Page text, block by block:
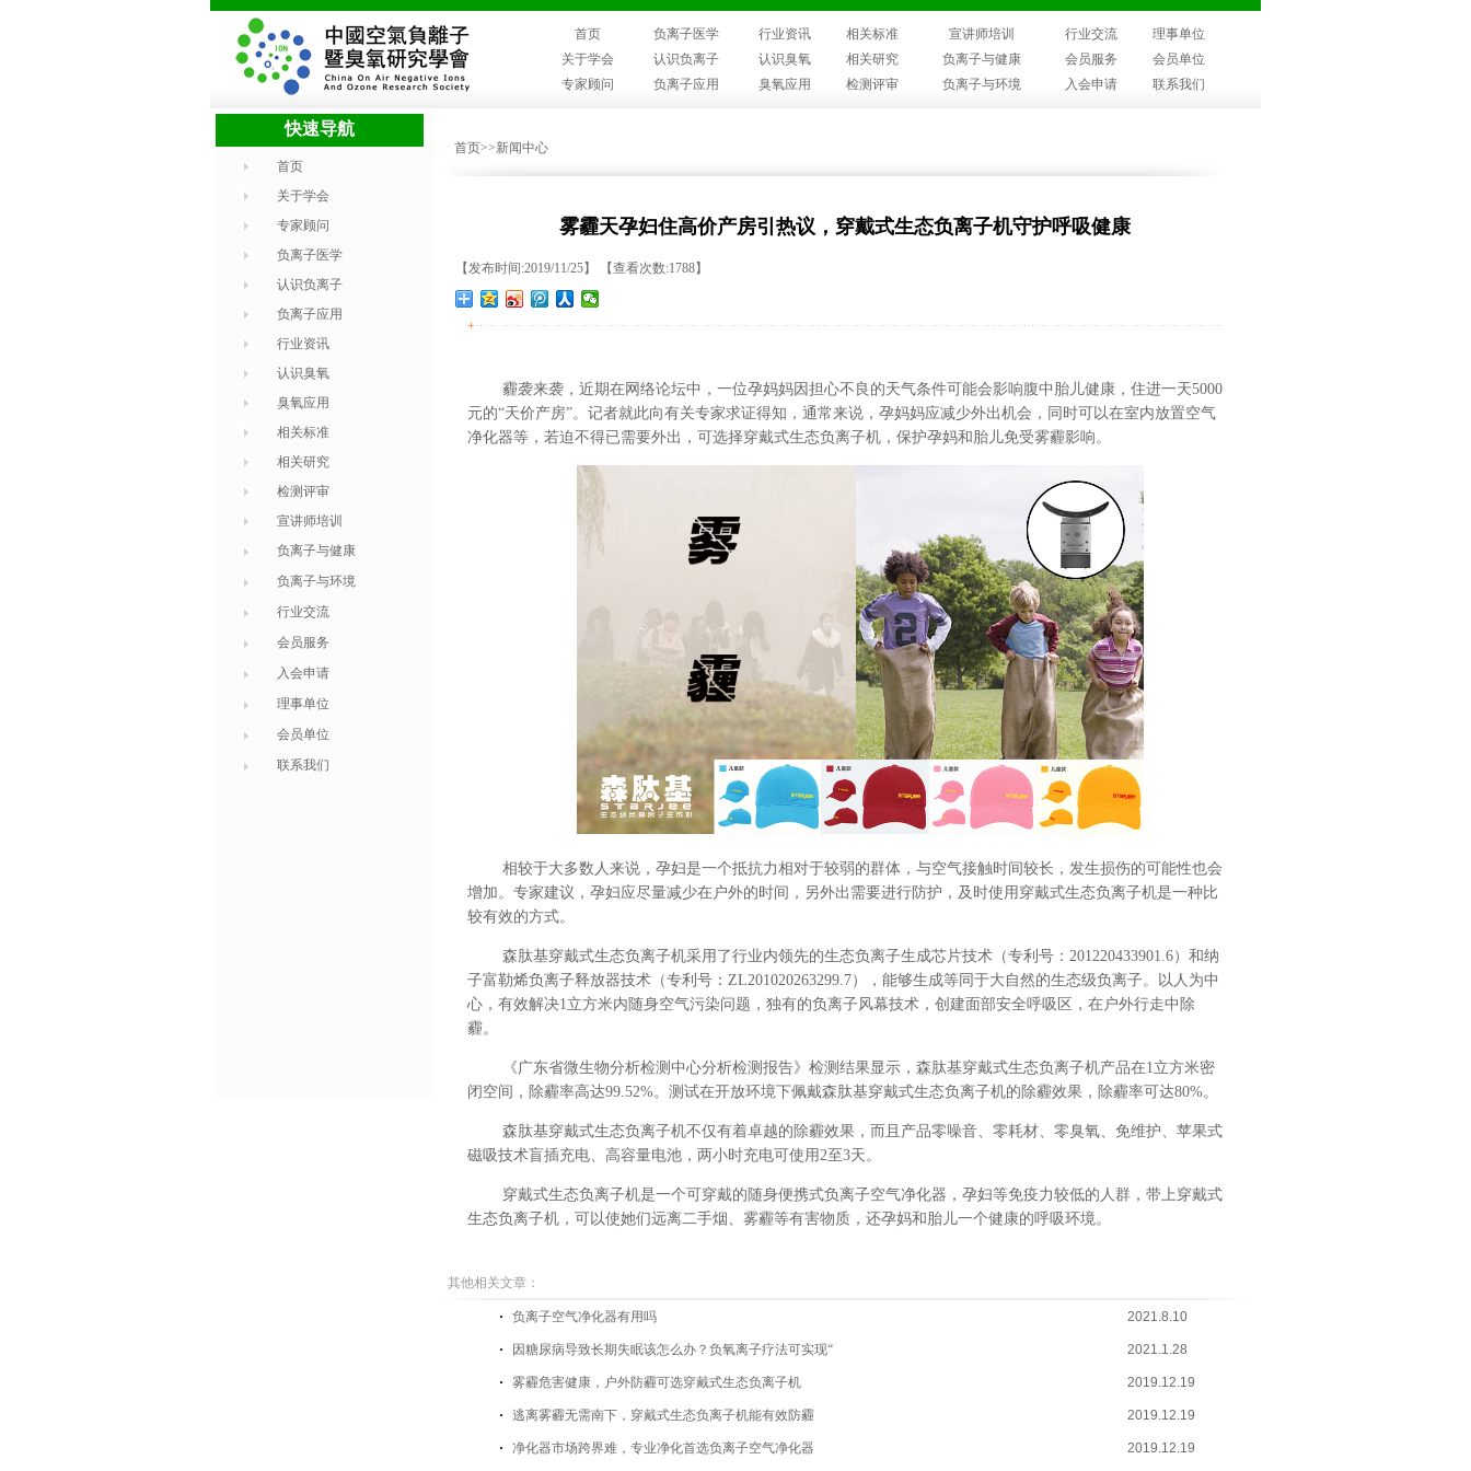
首页 负离子医学 行业资讯 相关标准 宣讲师培训 行业交流
理事单位
关于学会
认识负离子 认识臭氧 相关研究 负离子与健康 会员服务
会员单位
专家顾问
负离子应用 臭氧应用 检测评审 负离子与环境 入会申请 联系我们
快速导航
首页
关于学会
专家顾问
负离子医学
认识负离子
负离子应用
行业资讯
认识臭氧
臭氧应用
相关标准
相关研究
检测评审
宣讲师培训
负离子与健康
负离子与环境
行业交流
会员服务
入会申请
理事单位
会员单位
联系我们
首页>>新闻中心
雾霾天孕妇住高价产房引热议，穿戴式生态负离子机守护呼吸健康
【发布时间:2019/11/25】 【查看次数:1788】
+
霾袭来袭，近期在网络论坛中，一位孕妈妈因担心不良的天气条件可能会影响腹中胎儿健康，住进一天5000
元的“天价产房”。记者就此向有关专家求证得知，通常来说，孕妈妈应减少外出机会，同时可以在室内放置空气
净化器等，若迫不得已需要外出，可选择穿戴式生态负离子机，保护孕妈和胎儿免受雾霾影响。
相较于大多数人来说，孕妇是一个抵抗力相对于较弱的群体，与空气接触时间较长，发生损伤的可能性也会
增加。专家建议，孕妇应尽量减少在户外的时间，另外出需要进行防护，及时使用穿戴式生态负离子机是一种比
较有效的方式。
森肽基穿戴式生态负离子机采用了行业内领先的生态负离子生成芯片技术（专利号：201220433901.6）和纳
子富勒烯负离子释放器技术（专利号：ZL201020263299.7），能够生成等同于大自然的生态级负离子。以人为中
心，有效解决1立方米内随身空气污染问题，独有的负离子风幕技术，创建面部安全呼吸区，在户外行走中除
霾。
《广东省微生物分析检测中心分析检测报告》检测结果显示，森肽基穿戴式生态负离子机产品在1立方米密
闭空间，除霾率高达99.52%。测试在开放环境下佩戴森肽基穿戴式生态负离子机的除霾效果，除霾率可达80%。
森肽基穿戴式生态负离子机不仅有着卓越的除霾效果，而且产品零噪音、零耗材、零臭氧、免维护、苹果式
磁吸技术盲插充电、高容量电池，两小时充电可使用2至3天。
穿戴式生态负离子机是一个可穿戴的随身便携式负离子空气净化器，孕妇等免疫力较低的人群，带上穿戴式
生态负离子机，可以使她们远离二手烟、雾霾等有害物质，还孕妈和胎儿一个健康的呼吸环境。
其他相关文章：
负离子空气净化器有用吗 2021.8.10
因糖尿病导致长期失眠该怎么办？负氧离子疗法可实现“ 2021.1.28
雾霾危害健康，户外防霾可选穿戴式生态负离子机 2019.12.19
逃离雾霾无需南下，穿戴式生态负离子机能有效防霾 2019.12.19
净化器市场跨界难，专业净化首选负离子空气净化器 2019.12.19